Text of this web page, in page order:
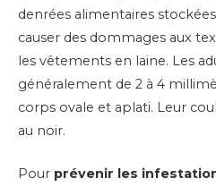
denrées alimentaires
causer des dommages aux
les vêtements en laine. Les
généralement de 2 à 4
corps ovale et aplati. Leur
au noir.
Pour prévenir les